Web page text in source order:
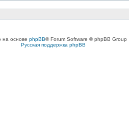
на основе phpBB® Forum Software © phpBB Group
Русская поддержка phpBB